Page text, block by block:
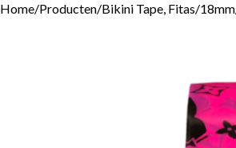
Home/Producten/Bikini Tape, Fitas/18mm